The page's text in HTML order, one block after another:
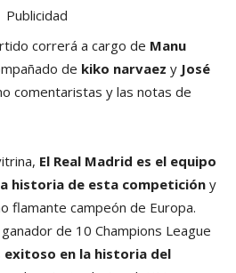
Publicidad
correrá a cargo de Manu
de kiko narvaez y José
comentaristas y las notas de
El Real Madrid es el equipo
historia de esta competicióny
flamante campeón de Europa.
de 10 Champions League
exitoso en la historia del